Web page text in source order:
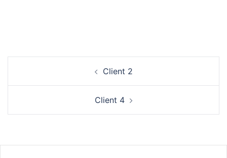
entradas
Client 2
Client 4